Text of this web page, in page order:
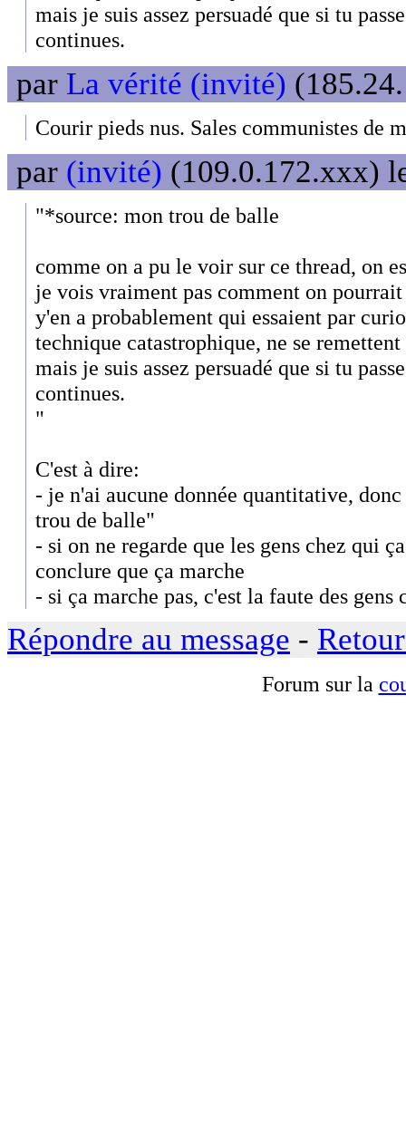
mais je suis assez persuadé que si tu
continues.
par La vérité (invité)
Courir pieds nus. Sales communistes de
par (invité) (109.0.172.xxx)
"*source: mon trou de balle
comme on a pu le voir sur ce thread, on
je vois vraiment pas comment on
y'en a probablement qui essaient par
technique catastrophique, ne se
mais je suis assez persuadé que si tu
continues.
"
C'est à dire:
- je n'ai aucune donnée quantitative,
trou de balle"
- si on ne regarde que les gens chez qui
conclure que ça marche
- si ça marche pas, c'est la faute des gens
Répondre au message -
Forum sur la